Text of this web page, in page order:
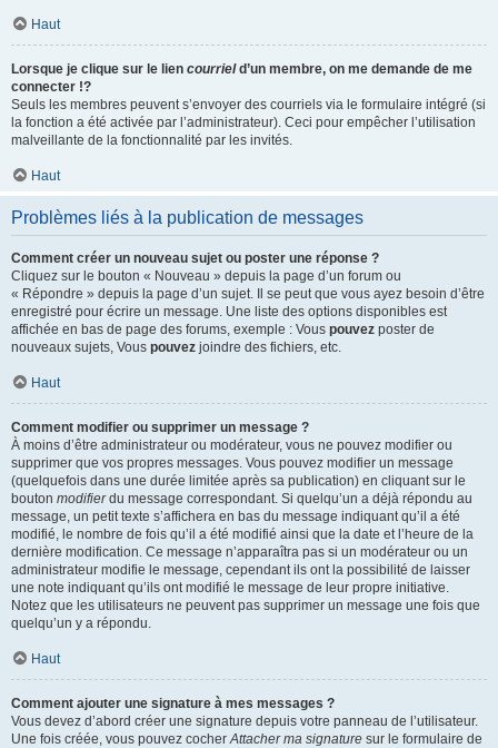
Haut
Lorsque je clique sur le lien courrield’un membre, on me demande de me
connecter !?
Seuls les membres peuvent s’envoyer des courriels via le formulaire intégré (si
la fonction a été activée par l’administrateur). Ceci pour empêcher l’utilisation
malveillante de la fonctionnalité par les invités.
Haut
Problèmes liés à la publication de messages
Comment créer un nouveau sujet ou poster une réponse ?
Cliquez sur le bouton « Nouveau » depuis la page d’un forum ou
« Répondre » depuis la page d’un sujet. Il se peut que vous ayez besoin d’être
enregistré pour écrire un message. Une liste des options disponibles est
affichée en bas de page des forums, exemple : Vous pouvez poster de
nouveaux sujets, Vous pouvez joindre des fichiers, etc.
Haut
Comment modifier ou supprimer un message ?
À moins d’être administrateur ou modérateur, vous ne pouvez modifier ou
supprimer que vos propres messages. Vous pouvez modifier un message
(quelquefois dans une durée limitée après sa publication) en cliquant sur le
bouton modifierdu message correspondant. Si quelqu’un a déjà répondu au
message, un petit texte s’affichera en bas du message indiquant qu’il a été
modifié, le nombre de fois qu’il a été modifié ainsi que la date et l’heure de la
dernière modification. Ce message n’apparaîtra pas si un modérateur ou un
administrateur modifie le message, cependant ils ont la possibilité de laisser
une note indiquant qu’ils ont modifié le message de leur propre initiative.
Notez que les utilisateurs ne peuvent pas supprimer un message une fois que
quelqu’un y a répondu.
Haut
Comment ajouter une signature à mes messages ?
Vous devez d’abord créer une signature depuis votre panneau de l’utilisateur.
Une fois créée, vous pouvez cocherAttacher ma signature sur le formulaire de